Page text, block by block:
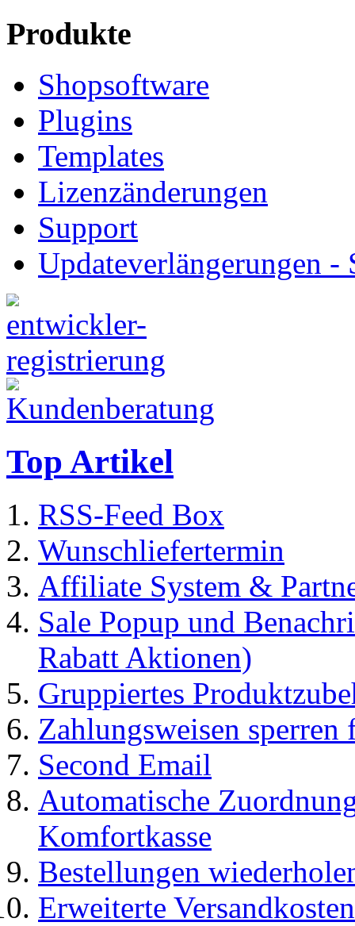
Produkte
Shopsoftware
Plugins
Templates
Lizenzänderungen
Support
Updateverlängerungen -
Top Artikel
RSS-Feed Box
Wunschliefertermin
Affiliate System &
Sale Popup und
Rabatt Aktionen)
Gruppiertes
Zahlungsweisen
Second Email
Automatische
Komfortkasse
Bestellungen
Erweiterte Versandkosten